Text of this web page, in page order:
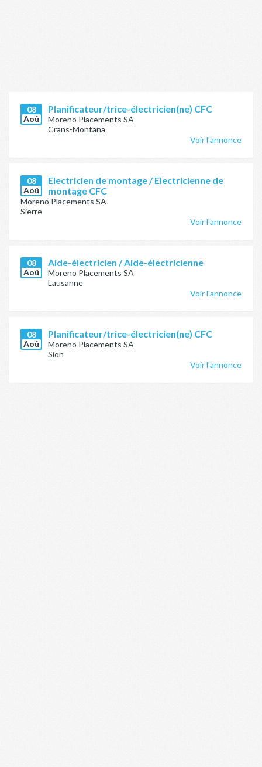
08
Aoû
Planificateur/trice-électricien(ne) CFC
Moreno Placements SA
Crans-Montana
Voir l'annonce
08
Aoû
Electricien de montage / Electricienne de
montage CFC
Moreno Placements SA
Sierre
Voir l'annonce
08
Aoû
Aide-électricien / Aide-électricienne
Moreno Placements SA
Lausanne
Voir l'annonce
08
Aoû
Planificateur/trice-électricien(ne) CFC
Moreno Placements SA
Sion
Voir l'annonce